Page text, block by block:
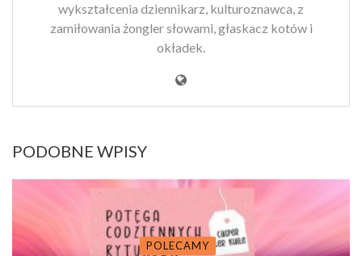
wykształcenia dziennikarz, kulturoznawca, z
zamiłowania żongler słowami, głaskacz kotów i
okładek.
PODOBNE WPISY
POLECAMY